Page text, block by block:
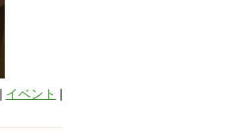
イベント